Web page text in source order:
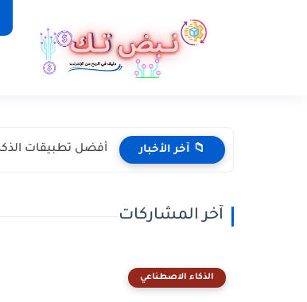
📁 آخر الأخبار أفضل تطبيقات الذكاء
آخر المشاركات
الذكاء الاصطناعي